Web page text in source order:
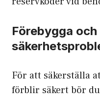
Förebygga
För att säkerställa
förblir säkert bör